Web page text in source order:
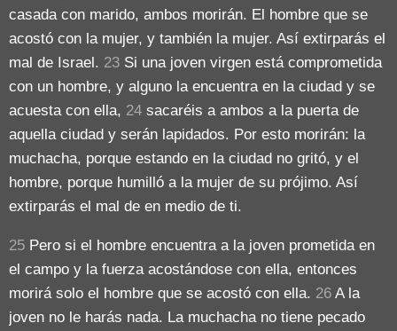
casada con marido, ambos morirán. El hombre que se
acostó con la mujer, y también la mujer. Así extirparás el
mal de Israel. 23 Si una joven virgen está comprometida
con un hombre, y alguno la encuentra en la ciudad y se
acuesta con ella, 24 sacaréis a ambos a la puerta de
aquella ciudad y serán lapidados. Por esto morirán: la
muchacha, porque estando en la ciudad no gritó, y el
hombre, porque humilló a la mujer de su prójimo. Así
extirparás el mal de en medio de ti.
25 Pero si el hombre encuentra a la joven prometida en
el campo y la fuerza acostándose con ella, entonces
morirá solo el hombre que se acostó con ella. 26 A la
joven no le harás nada. La muchacha no tiene pecado